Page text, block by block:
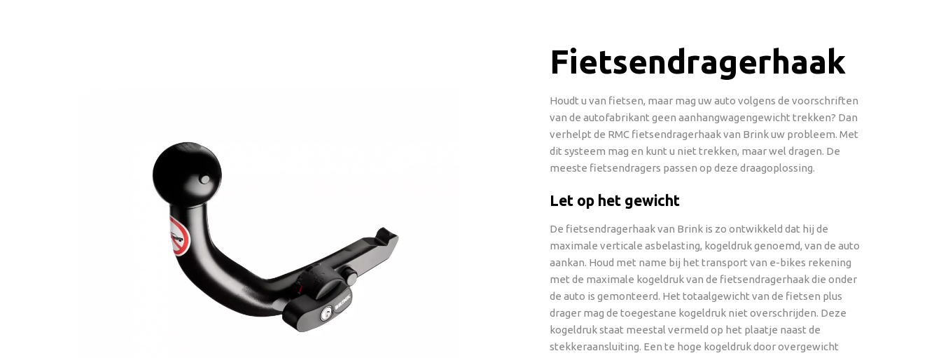
Fietsendragerhaak
Houdt u van fietsen, maar mag uw auto volgens de voorschriften
van de autofabrikant geen aanhangwagengewicht trekken? Dan
verhelpt de RMC fietsendragerhaak van Brink uw probleem. Met
dit systeem mag en kunt u niet trekken, maar wel dragen. De
meeste fietsendragers passen op deze draagoplossing.
Let op het gewicht
De fietsendragerhaak van Brink is zo ontwikkeld dat hij de
maximale verticale asbelasting, kogeldruk genoemd, van de auto
aankan. Houd met name bij het transport van e-bikes rekening
met de maximale kogeldruk van de fietsendragerhaak die onder
de auto is gemonteerd. Het totaalgewicht van de fietsen plus
drager mag de toegestane kogeldruk niet overschrijden. Deze
kogeldruk staat meestal vermeld op het plaatje naast de
stekkeraansluiting. Een te hoge kogeldruk door overgewicht